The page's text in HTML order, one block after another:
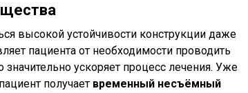
высокой устойчивости конструкции даже
пациента от необходимости проводить
значительно ускоряет процесс лечения. Уже
получает временный несъёмный